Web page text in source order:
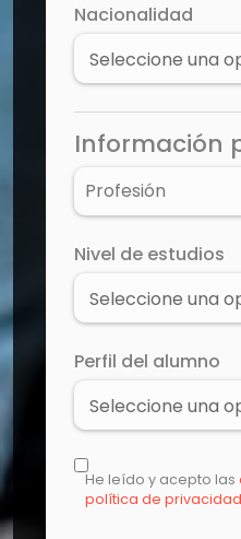
Nacionalidad
Información
Nivel de estudios
Perfil del alumno
He leído y acepto las
política de privacidad